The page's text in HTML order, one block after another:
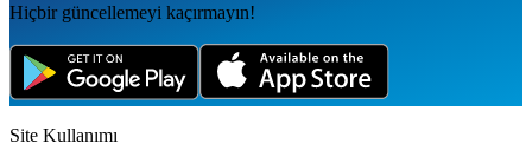
Hiçbir güncellemeyi kaçırmayın!
Site Kullanımı